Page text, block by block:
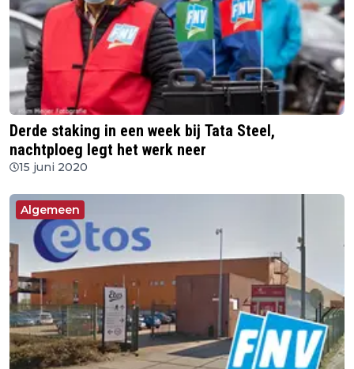
Derde staking in een week bij Tata Steel,
nachtploeg legt het werk neer
15 juni 2020
Algemeen